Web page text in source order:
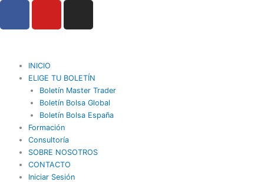
contenido
b
o
u
b
e
g
r
a
m
INICIO
ELIGE TU BOLETÍN
Boletín Master Trader
Boletín Bolsa Global
Boletín Bolsa España
Formación
Consultoría
SOBRE NOSOTROS
CONTACTO
Iniciar Sesión